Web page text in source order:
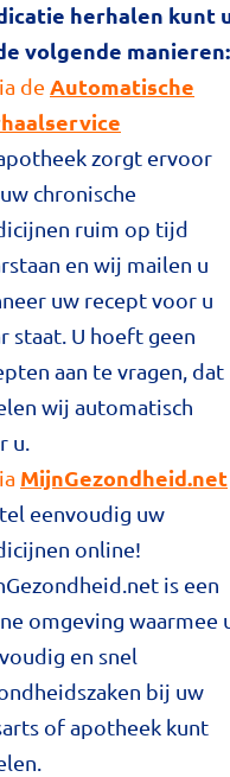
herhalen kunt
volgende manieren:
de Automatische
zorgt ervoor
chronische
ruim op tijd
en wij mailen u
uw recept voor u
staat. U hoeft geen
aan te vragen, dat
wij automatisch
u.
MijnGezondheid.net
eenvoudig uw
online!
is een
omgeving waarmee
en snel
bij uw
of apotheek kunt